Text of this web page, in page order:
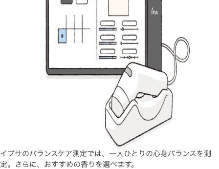
イプサのバランスケア測定では、一人ひとりの心身バランスを測
定。さらに、おすすめの香りを選べます。